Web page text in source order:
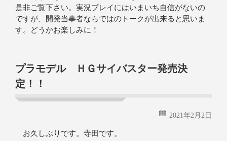
是非ご覧下さい。実況プレイにはいまいち自信がないの
ですが、開発当事者ならではのトークが出来ると思いま
す。どうかお楽しみに！
プラモデル ＨＧサイバスター発売決
定！！
2021年2月2日
お久しぶりです。寺田です。